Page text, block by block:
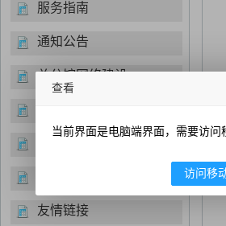
服务指南
通知公告
总分馆网络建设
友情链接
强
查看
当前界面是电脑端界面，需要访问
访问移